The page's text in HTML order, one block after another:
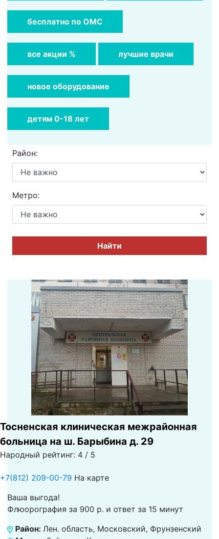
бесплатно по ОМС
все акции % лучшие врачи
новое оборудование
детям 0-18 лет
Район:
Метро:
Найти
Тосненская клиническая межрайонная
больница на ш. Барыбина д. 29
Народный рейтинг: 4 / 5
+7(812) 209-00-79 На карте
Ваша выгода!
Флюорография за 900 р. и ответ за 15 минут
Район: Лен. область, Московский, Фрунзенский